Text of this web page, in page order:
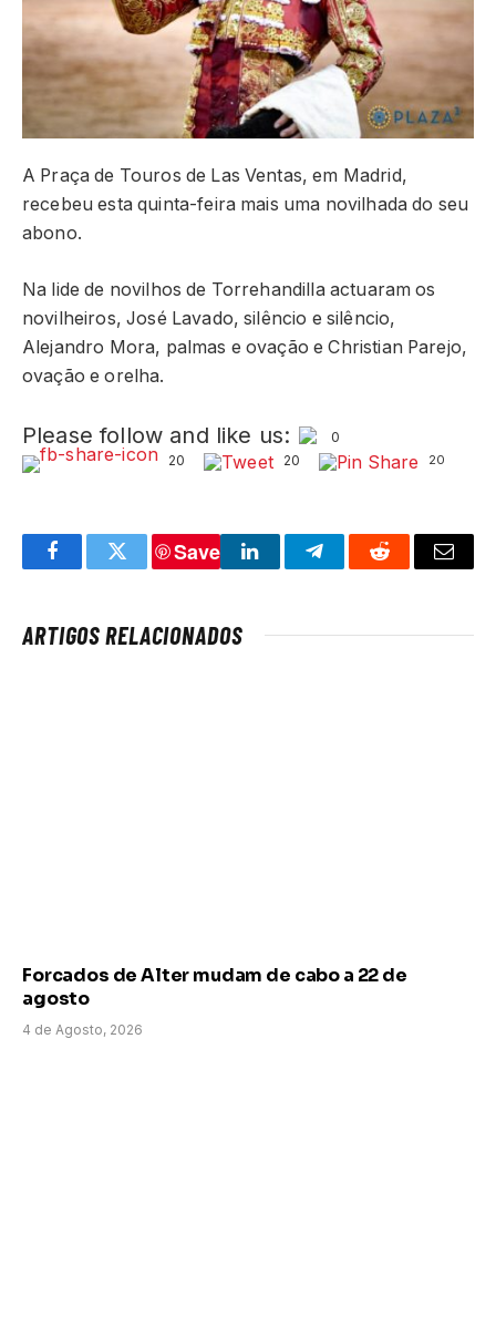
A Praça de Touros de Las Ventas, em Madrid,
recebeu esta quinta-feira mais uma novilhada do seu
abono.
Na lide de novilhos de Torrehandilla actuaram os
novilheiros, José Lavado, silêncio e silêncio,
Alejandro Mora, palmas e ovação e Christian Parejo,
ovação e orelha.
Please follow and like us:
0
20
20 20
FacebookTwitter
Save
LinkedInTelegramReddit Email
ARTIGOS RELACIONADOS
Forcados de Alter mudam de cabo a 22 de
agosto
4 de Agosto, 2026